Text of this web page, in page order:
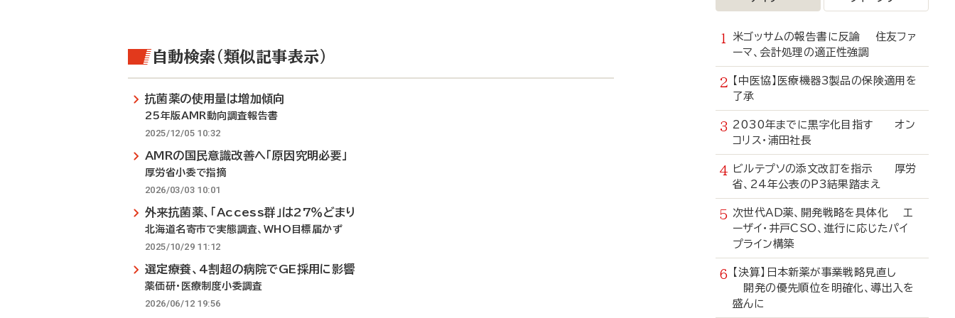
自動検索（類似記事表示）
抗菌薬の使用量は増加傾向
25年版AMR動向調査報告書
2025/12/05 10:32
AMRの国民意識改善へ「原因究明必要」
厚労省小委で指摘
2026/03/03 10:01
外来抗菌薬、「Access群」は27％どまり
北海道名寄市で実態調査、WHO目標届かず
2025/10/29 11:12
選定療養、4割超の病院でGE採用に影響
薬価研・医療制度小委調査
2026/06/12 19:56
米ゴッサムの報告書に反論 住友ファ
ーマ、会計処理の適正性強調
【中医協】医療機器3製品の保険適用を
了承
2030年までに黒字化目指す オン
コリス・浦田社長
ビルテプソの添文改訂を指示 厚労
省、24年公表のP3結果踏まえ
次世代AD薬、開発戦略を具体化 エ
ーザイ・井戸CSO、進行に応じたパイ
プライン構築
【決算】日本新薬が事業戦略見直し
開発の優先順位を明確化、導出入を
盛んに